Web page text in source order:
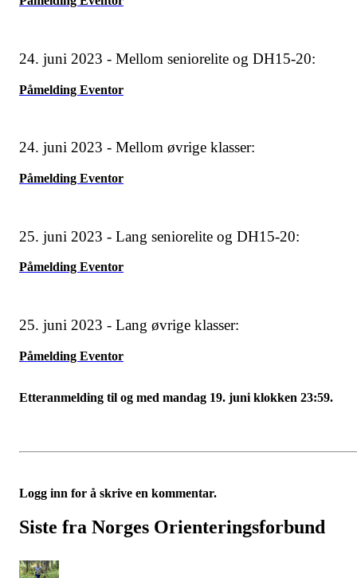
24. juni 2023 - Mellom seniorelite og DH15-20:
Påmelding Eventor
24. juni 2023 - Mellom øvrige klasser:
Påmelding Eventor
25. juni 2023 - Lang seniorelite og DH15-20:
Påmelding Eventor
25. juni 2023 - Lang øvrige klasser:
Påmelding Eventor
Etteranmelding til og med mandag 19. juni klokken 23:59.
Logg inn for å skrive en kommentar.
Siste fra Norges Orienteringsforbund